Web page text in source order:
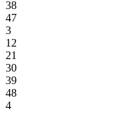
38
47
3
12
21
30
39
48
4